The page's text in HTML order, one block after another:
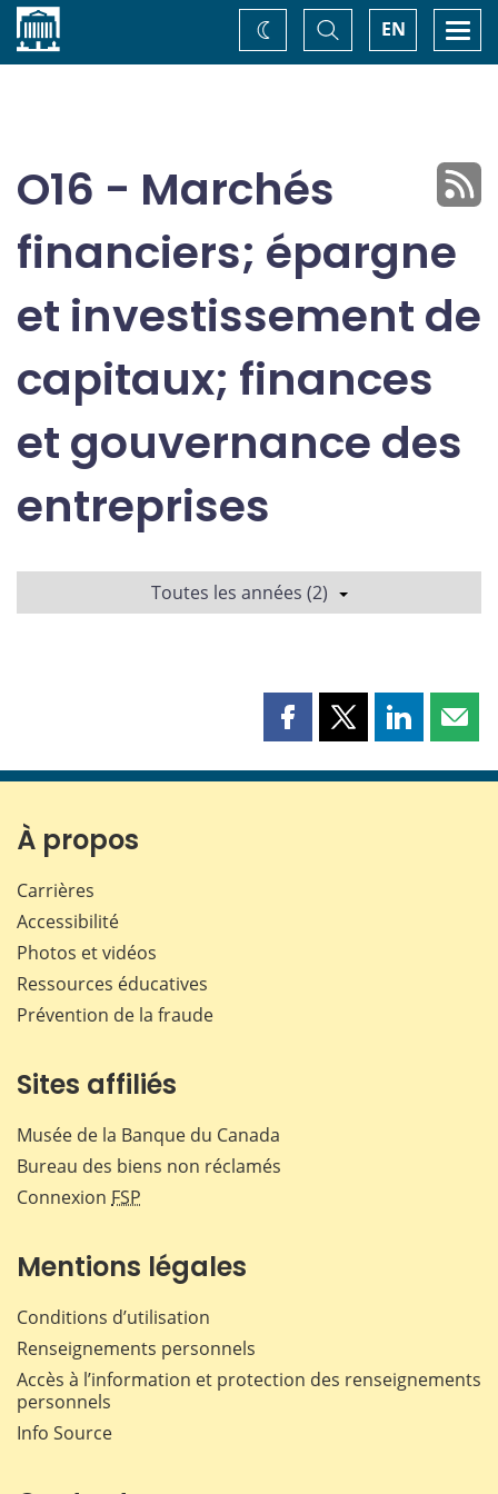
Accueil EN
Basculer
la
recherche
Changez
de
O16 - Marchés
financiers; épargne
et investissement de
capitaux; finances
et gouvernance des
entreprises
Toutes les années (2)
Partager
page
Partager
page
Partager
page page
À propos
Carrières
Accessibilité
Photos et vidéos
Ressources éducatives
Prévention de la fraude
Sites affiliés
Musée de la Banque du Canada
Bureau des biens non réclamés
Connexion FSP
Mentions légales
Conditions d’utilisation
Renseignements personnels
Accès à l’information et protection des renseignements
personnels
Info Source